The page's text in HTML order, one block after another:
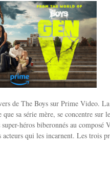
de The Boys sur Prime Video.
que sa série mère, se concentre sur
héros biberonnés au composé
acteurs qui les incarnent. Les trois